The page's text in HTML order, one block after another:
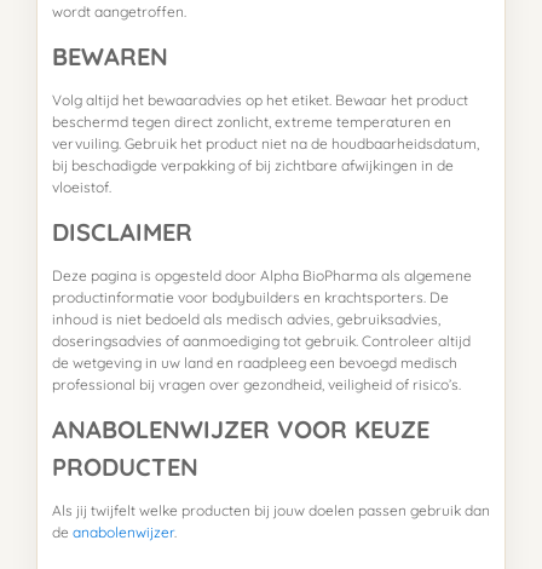
wordt aangetroffen.
BEWAREN
Volg altijd het bewaaradvies op het etiket. Bewaar het product
beschermd tegen direct zonlicht, extreme temperaturen en
vervuiling. Gebruik het product niet na de houdbaarheidsdatum,
bij beschadigde verpakking of bij zichtbare afwijkingen in de
vloeistof.
DISCLAIMER
Deze pagina is opgesteld door Alpha BioPharma als algemene
productinformatie voor bodybuilders en krachtsporters. De
inhoud is niet bedoeld als medisch advies, gebruiksadvies,
doseringsadvies of aanmoediging tot gebruik. Controleer altijd
de wetgeving in uw land en raadpleeg een bevoegd medisch
professional bij vragen over gezondheid, veiligheid of risico’s.
ANABOLENWIJZER VOOR KEUZE
PRODUCTEN
Als jij twijfelt welke producten bij jouw doelen passen gebruik dan
de anabolenwijzer.